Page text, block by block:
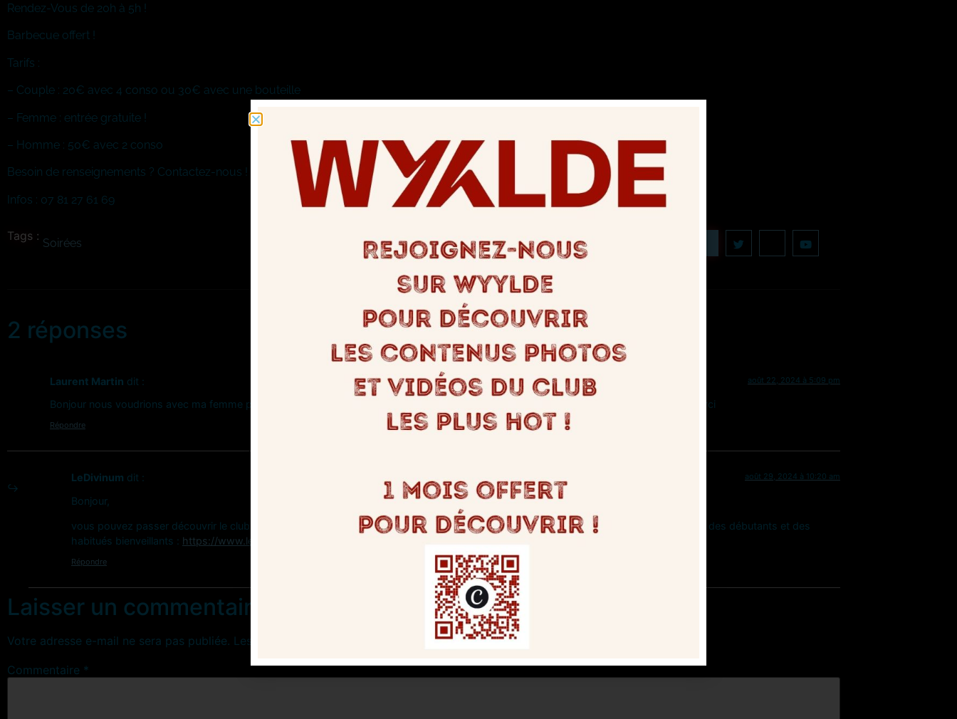
Rendez-Vous de 20h à 5h !
Barbecue offert !
Tarifs :
– Couple : 20€ avec 4 conso ou 30€ avec une bouteille
– Femme : entrée gratuite !
– Homme : 50€ avec 2 conso
Besoin de renseignements ? Contactez-nous !
Infos : 07 81 27 61 69
Tags : Soirées
2 réponses
Laurent Martin dit : août 22, 2024 à 5:09 pm
Bonjour nous voudrions avec ma femme passer une soirée au Club pour voir comment ça se passe quelle soirée vous nous suggérer. Merci
Répondre
LeDivinum dit : août 29, 2024 à 10:20 am
Bonjour,
vous pouvez passer découvrir le club à la soirée de votre choix, mais sinon la soirée initiations est parfaitement adaptée car elle mixe des débutants et des
habitués bienveillants : https://www.ledivinum.fr/soiree-initiations-au-libertinage-au-divinum-2/
Répondre
Laisser un commentaire
Votre adresse e-mail ne sera pas publiée. Les champs obligatoires sont indiqués avec*
Commentaire *